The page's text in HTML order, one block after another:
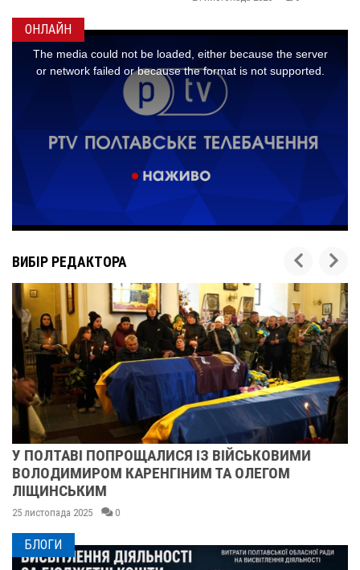
ОНЛАЙН
ВИБІР РЕДАКТОРА
У ПОЛТАВІ ПОПРОЩАЛИСЯ ІЗ ВІЙСЬКОВИМИ
ВОЛОДИМИРОМ КАРЕНГІНИМ ТА ОЛЕГОМ
ЛІЩИНСЬКИМ
25 листопада 2025 0
БЛОГИ